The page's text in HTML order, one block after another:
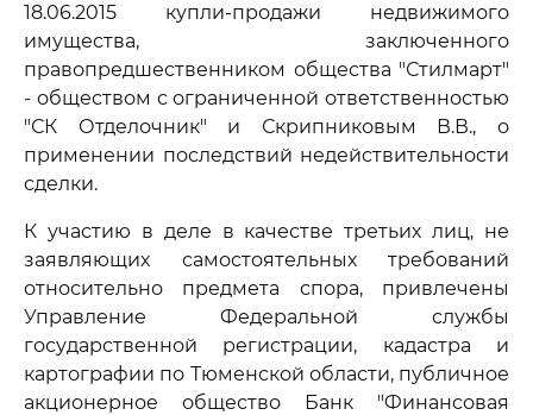
18.06.2015 купли-продажи недвижимого
имущества, заключенного
правопредшественником общества "Стилмарт"
- обществом с ограниченной ответственностью
"СК Отделочник" и Скрипниковым В.В., о
применении последствий недействительности
сделки.
К участию в деле в качестве третьих лиц, не
заявляющих самостоятельных требований
относительно предмета спора, привлечены
Управление Федеральной службы
государственной регистрации, кадастра и
картографии по Тюменской области, публичное
акционерное общество Банк "Финансовая